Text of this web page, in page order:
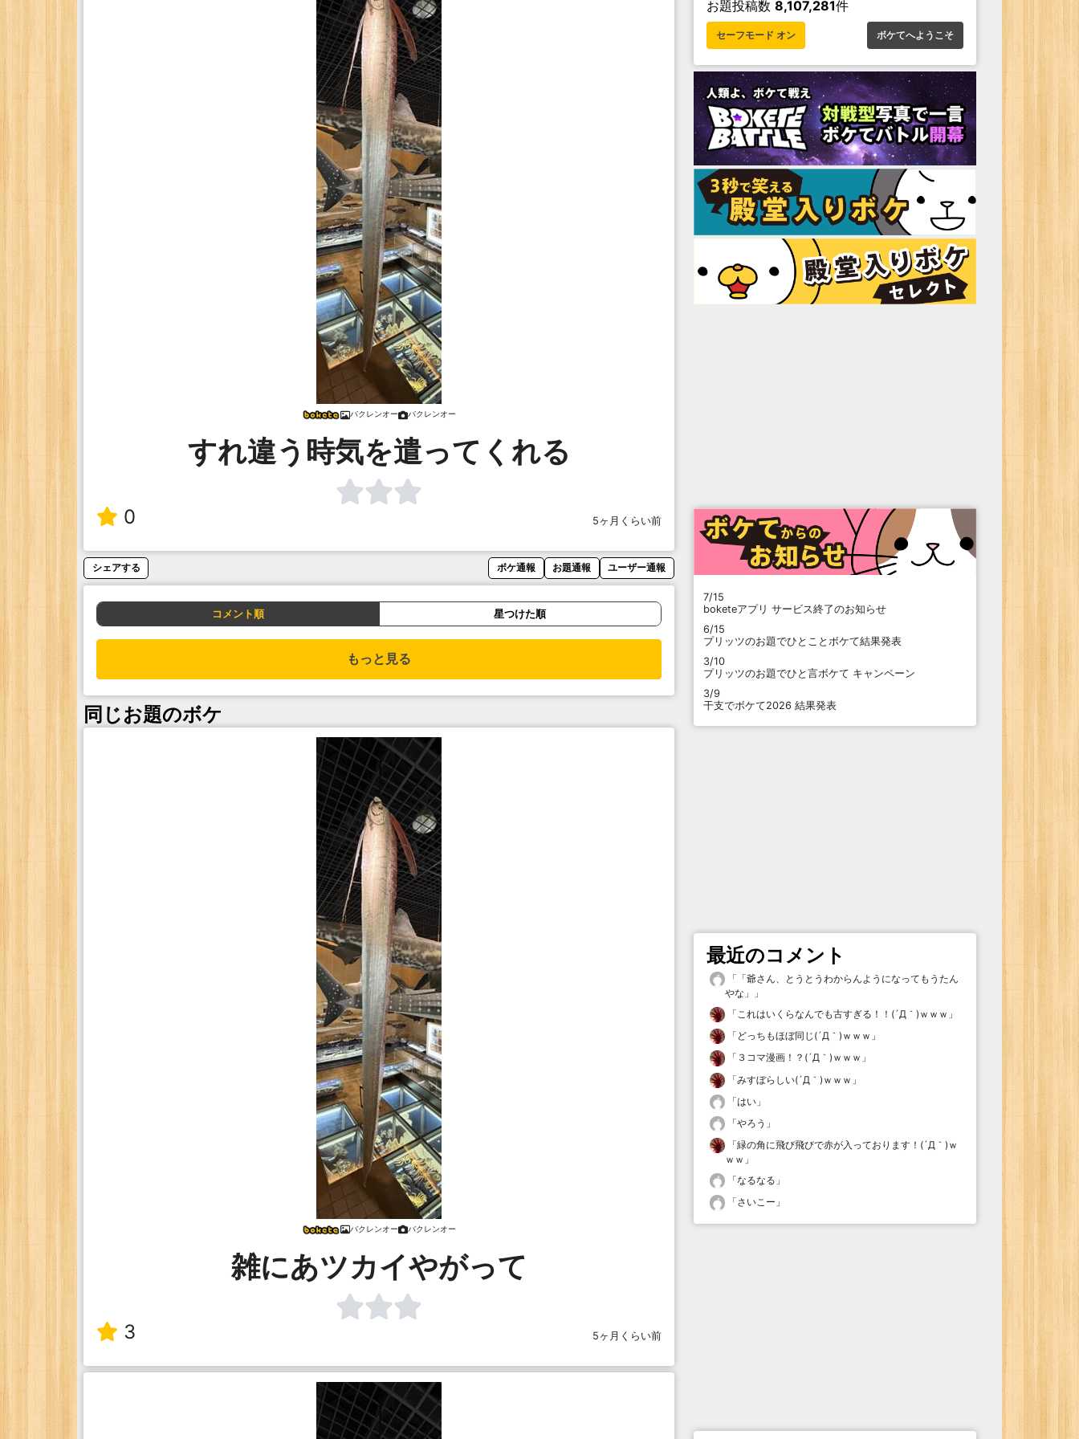
バクレンオー バクレンオー
すれ違う時気を遣ってくれる
0 5ヶ月くらい前
シェアする ボケ通報 お題通報 ユーザー通報
コメント順 星つけた順
もっと見る
同じお題のボケ
バクレンオー バクレンオー
雑にあツカイやがって
3 5ヶ月くらい前
お題投稿数 8,107,281件
セーフモード オン ボケてへようこそ
7/15
boketeアプリ サービス終了のお知らせ
6/15
プリッツのお題でひとことボケて結果発表
3/10
プリッツのお題でひと言ボケて キャンペーン
3/9
干支でボケて2026 結果発表
最近のコメント
「 「爺さん、とうとうわからんようになってもうたん
やな」
」
「これはいくらなんでも古すぎる！！(´Д｀)ｗｗｗ 」
「 どっちもほぼ同じ(´Д｀)ｗｗｗ 」
「 ３コマ漫画！？(´Д｀)ｗｗｗ 」
「みすぼらしい(´Д｀)ｗｗｗ 」
「はい 」
「やろう 」
「緑の角に飛び飛びで赤が入っております！(´Д｀)ｗ
ｗｗ 」
「なるなる 」
「さいこー 」